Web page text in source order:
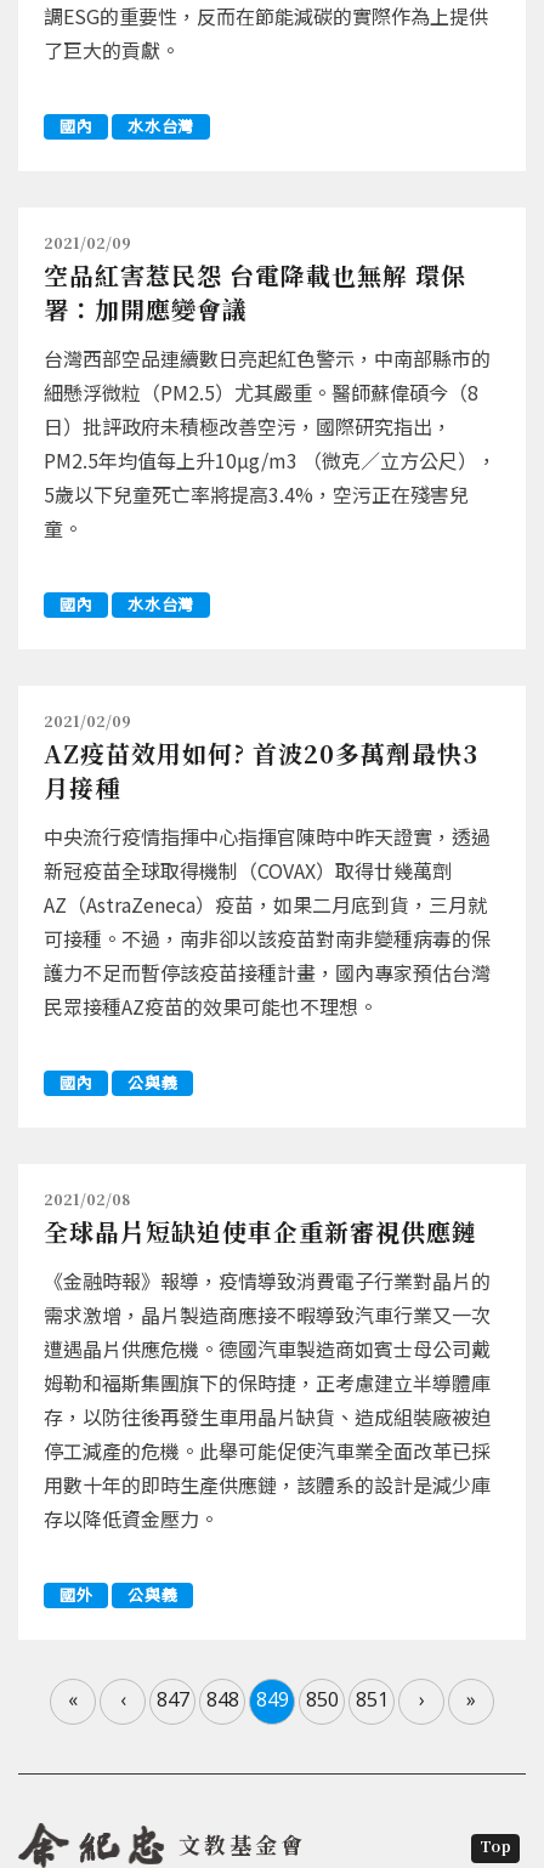
調ESG的重要性，反而在節能減碳的實際作為上提供
了巨大的貢獻。
國內 水水台灣
2021/02/09
空品紅害惹民怨 台電降載也無解 環保
署：加開應變會議
台灣西部空品連續數日亮起紅色警示，中南部縣市的
細懸浮微粒（PM2.5）尤其嚴重。醫師蘇偉碩今（8
日）批評政府未積極改善空污，國際研究指出，
PM2.5年均值每上升10μg/m3 （微克／立方公尺），
5歲以下兒童死亡率將提高3.4%，空污正在殘害兒
童。
國內 水水台灣
2021/02/09
AZ疫苗效用如何? 首波20多萬劑最快3
月接種
中央流行疫情指揮中心指揮官陳時中昨天證實，透過
新冠疫苗全球取得機制（COVAX）取得廿幾萬劑
AZ（AstraZeneca）疫苗，如果二月底到貨，三月就
可接種。不過，南非卻以該疫苗對南非變種病毒的保
護力不足而暫停該疫苗接種計畫，國內專家預估台灣
民眾接種AZ疫苗的效果可能也不理想。
國內 公與義
2021/02/08
全球晶片短缺迫使車企重新審視供應鏈
《金融時報》報導，疫情導致消費電子行業對晶片的
需求激增，晶片製造商應接不暇導致汽車行業又一次
遭遇晶片供應危機。德國汽車製造商如賓士母公司戴
姆勒和福斯集團旗下的保時捷，正考慮建立半導體庫
存，以防往後再發生車用晶片缺貨、造成組裝廠被迫
停工減產的危機。此舉可能促使汽車業全面改革已採
用數十年的即時生產供應鏈，該體系的設計是減少庫
存以降低資金壓力。
國外 公與義
« ‹ 847 848 849 850 851 › »
文教基金會 Top